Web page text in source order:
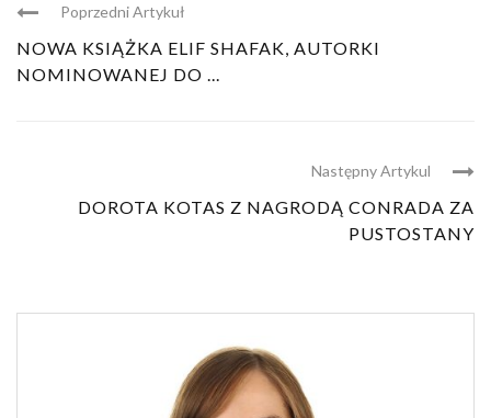
Poprzedni Artykuł
NOWA KSIĄŻKA ELIF SHAFAK, AUTORKI
NOMINOWANEJ DO ...
Następny Artykul
DOROTA KOTAS Z NAGRODĄ CONRADA ZA
PUSTOSTANY